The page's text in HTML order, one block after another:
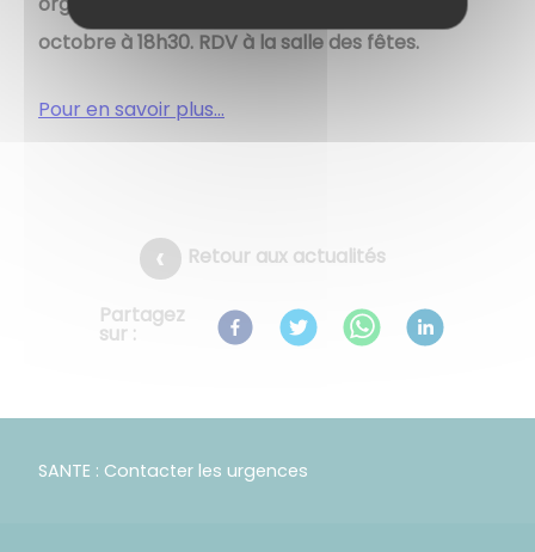
octobre à 18h30. RDV à la salle des fêtes.
Pour en savoir plus...
Retour aux actualités
Partagez
sur :
SANTE : Contacter les urgences